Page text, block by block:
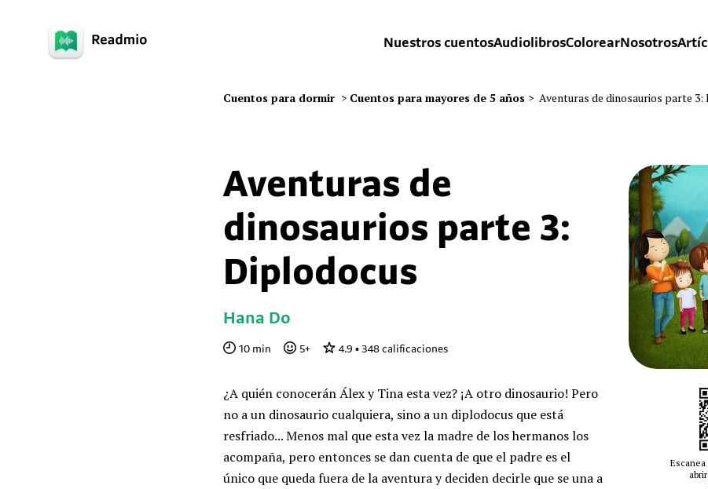
Nuestros cuentosAudiolibrosColorearNosotros
Cuentos para dormir > Cuentos para mayores de 5 años > Aventuras de dinosaurios parte 3:
Aventuras de
dinosaurios parte 3:
Diplodocus
Hana Do
10 min 5+ 4.9 • 348 calificaciones
¿A quién conocerán Álex y Tina esta vez? ¡A otro dinosaurio! Pero
no a un dinosaurio cualquiera, sino a un diplodocus que está
resfriado... Menos mal que esta vez la madre de los hermanos los
acompaña, pero entonces se dan cuenta de que el padre es el
único que queda fuera de la aventura y deciden decirle que se una a